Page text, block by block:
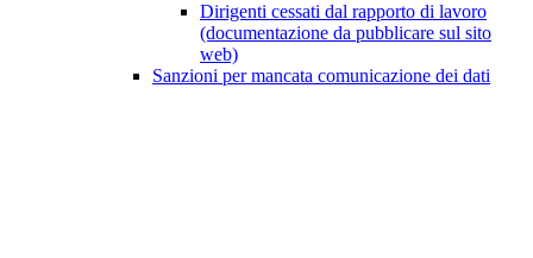
Dirigenti cessati dal rapporto di lavoro
(documentazione da pubblicare sul sito
web)
Sanzioni per mancata comunicazione dei dati